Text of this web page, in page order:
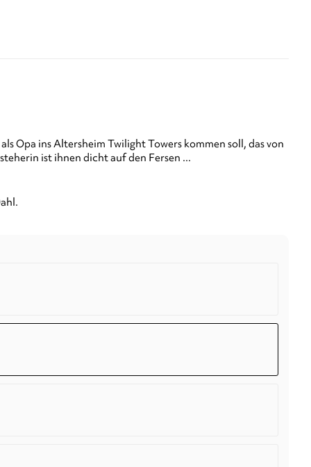
Opa ins Altersheim Twilight Towers kommen soll, das von
ist ihnen dicht auf den Fersen ...